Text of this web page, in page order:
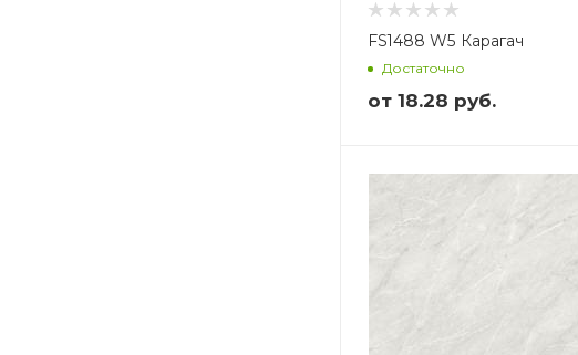
FS1488 W5 Карагач
Достаточно
от 18.28 руб.